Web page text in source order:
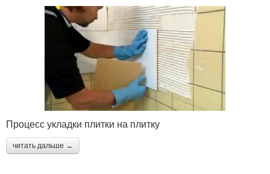
Процесс укладки плитки на плитку
читать дальше →